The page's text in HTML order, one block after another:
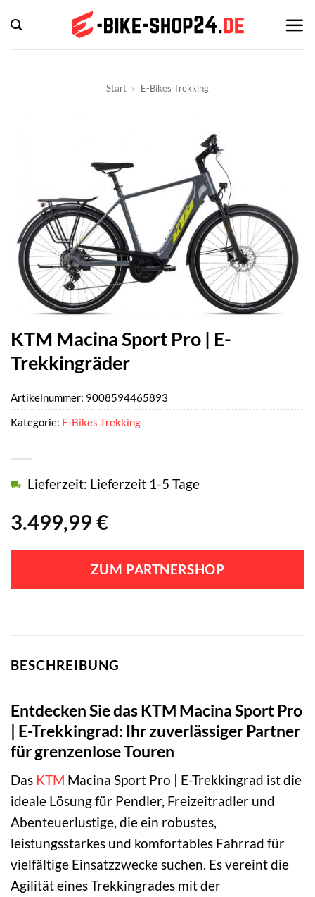
Inhalt
springen
Start » E-Bikes Trekking
KTM Macina Sport Pro | E-
Trekkingräder
3.499,99 €
Lieferzeit: Lieferzeit 1-5 Tage
ZUM PARTNERSHOP
Artikelnummer: 9008594465893
Kategorie: E-Bikes Trekking
BESCHREIBUNG
Entdecken Sie das KTM Macina Sport Pro
| E-Trekkingrad: Ihr zuverlässiger Partner
für grenzenlose Touren
Das KTM Macina Sport Pro | E-Trekkingrad ist die
ideale Lösung für Pendler, Freizeitradler und
Abenteuerlustige, die ein robustes,
leistungsstarkes und komfortables Fahrrad für
vielfältige Einsatzzwecke suchen. Es vereint die
Agilität eines Trekkingrades mit der